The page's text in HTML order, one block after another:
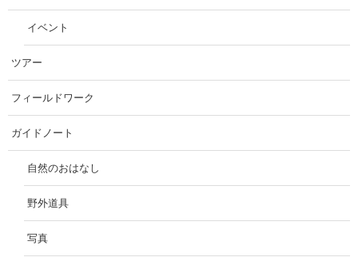
イベント
ツアー
フィールドワーク
ガイドノート
自然のおはなし
野外道具
写真